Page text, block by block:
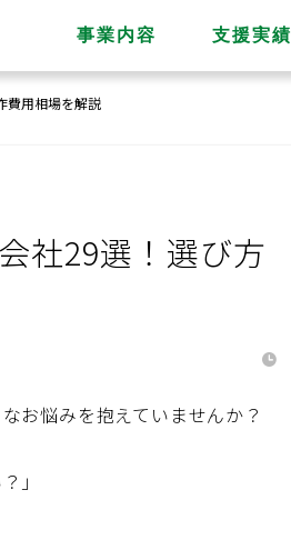
事業内容 支援実績
費用相場を解説
社29選！選び方
お悩みを抱えていませんか？
」